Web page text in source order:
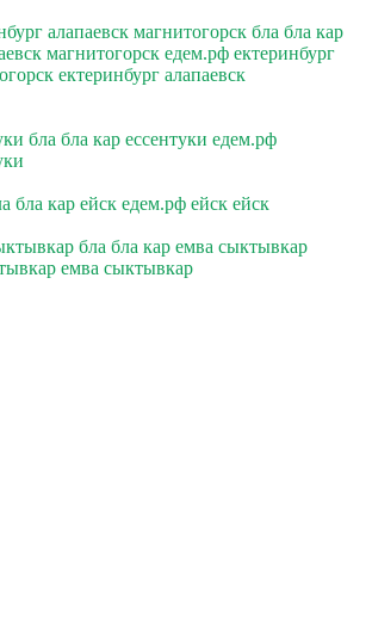
алапаевск магнитогорск бла бла кар
магнитогорск едем.рф ектеринбург
ектеринбург алапаевск
бла бла кар ессентуки едем.рф
бла кар ейск едем.рф ейск ейск
бла бла кар емва сыктывкар
емва сыктывкар